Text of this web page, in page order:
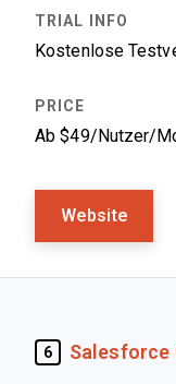
Kostenlose
Ab $49/Nutzer/
Website
6 Salesforce